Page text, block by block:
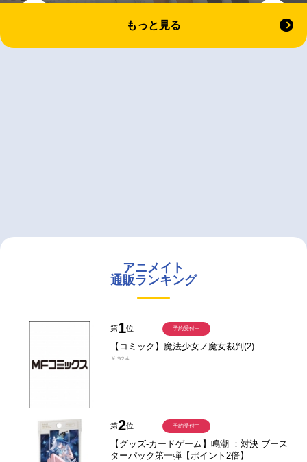
もっと見る
アニメイト
通販ランキング
第1位
【コミック】魔法少女ノ魔女裁判(2)
￥924
予約受付中
第2位
【グッズ-カードゲーム】鳴潮 ：対決 ブース
ターパック第一弾【ポイント2倍】
予約受付中